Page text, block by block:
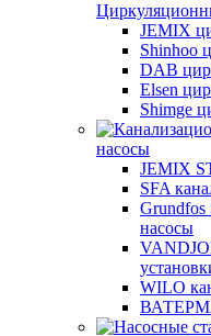
JEMIX
Shinhoo
DAB
Elsen
Shimge
насосы
JEMIX
SFA
насосы
WILO